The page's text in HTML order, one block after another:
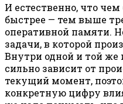
И естественно, что
быстрее — тем выше
оперативной памяти.
задачи, в которой
Внутри одной и той же
сильно зависит от
текущий момент,
конкретную цифру